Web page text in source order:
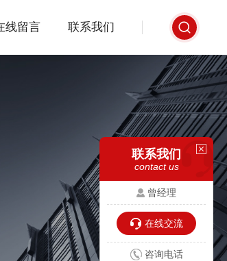
线留言 联系我们
联系我们
contact us
曾经理
在线交流
咨询电话